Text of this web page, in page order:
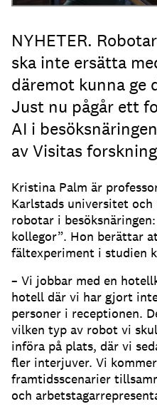
NYHETER.
ska inte ersätta
däremot kunna ge
Just nu pågår ett
AI i
av Visitas
Kristina Palm är
Karlstads universitet
robotar i
kollegor”. Hon berättar
fältexperiment i studien
– Vi jobbar med en
hotell där vi har gjort
personer i receptionen.
vilken typ av robot vi
införa på plats, där vi
fler interjuver. Vi
framtidsscenarier
och